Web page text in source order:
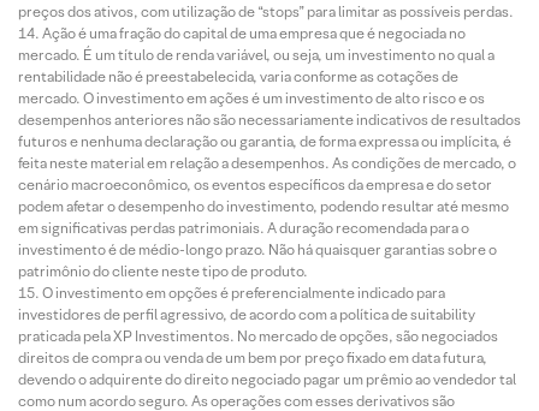
preços dos ativos, com utilização de “stops” para limitar as possíveis perdas.
Ação é uma fração do capital de uma empresa que é negociada no
mercado. É um título de renda variável, ou seja, um investimento no qual a
rentabilidade não é preestabelecida, varia conforme as cotações de
mercado. O investimento em ações é um investimento de alto risco e os
desempenhos anteriores não são necessariamente indicativos de resultados
futuros e nenhuma declaração ou garantia, de forma expressa ou implícita, é
feita neste material em relação a desempenhos. As condições de mercado, o
cenário macroeconômico, os eventos específicos da empresa e do setor
podem afetar o desempenho do investimento, podendo resultar até mesmo
em significativas perdas patrimoniais. A duração recomendada para o
investimento é de médio-longo prazo. Não há quaisquer garantias sobre o
patrimônio do cliente neste tipo de produto.
O investimento em opções é preferencialmente indicado para
investidores de perfil agressivo, de acordo com a política de suitability
praticada pela XP Investimentos. No mercado de opções, são negociados
direitos de compra ou venda de um bem por preço fixado em data futura,
devendo o adquirente do direito negociado pagar um prêmio ao vendedor tal
como num acordo seguro. As operações com esses derivativos são